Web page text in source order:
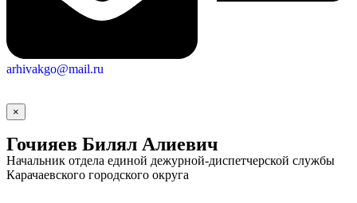
arhivakgo@mail.ru
×
Гочияев Билял Алиевич
Начальник отдела единой дежурной-диспетчерской службы
Карачаевского городского округа